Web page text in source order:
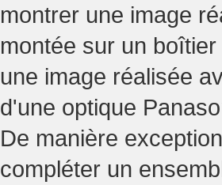
montrer une image
montée sur un
une image réalisée
d'une optique
De manière
compléter un